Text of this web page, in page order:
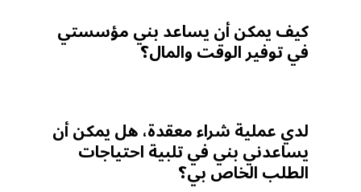
كيف يمكن أن يساعد بني مؤسستي
في توفير الوقت والمال؟
لدي عملية شراء معقدة، هل يمكن أن
يساعدني بني في تلبية احتياجات
الطلب الخاص بي؟